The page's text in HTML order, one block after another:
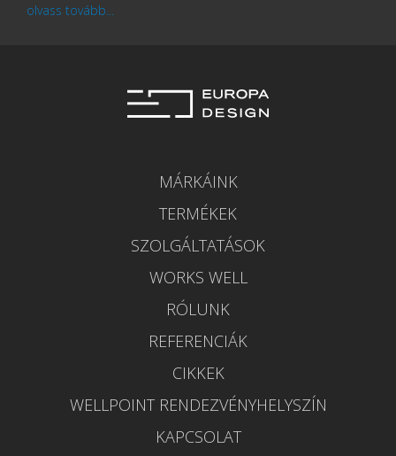
olvass tovább...
MÁRKÁINK
TERMÉKEK
SZOLGÁLTATÁSOK
WORKS WELL
RÓLUNK
REFERENCIÁK
CIKKEK
WELLPOINT RENDEZVÉNYHELYSZÍN
KAPCSOLAT